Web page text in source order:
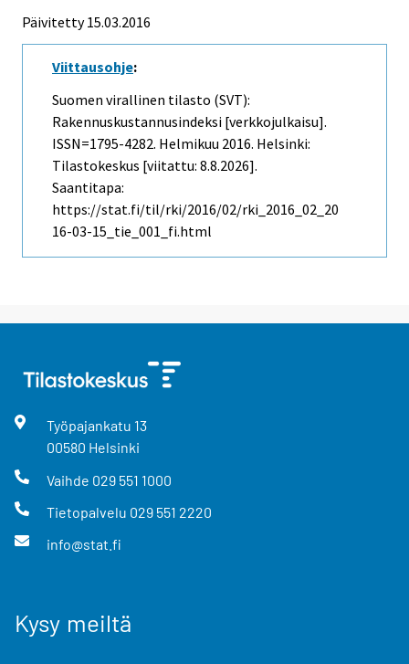
Päivitetty 15.03.2016
Viittausohje:
Suomen virallinen tilasto (SVT):
Rakennuskustannusindeksi [verkkojulkaisu].
ISSN=1795-4282. Helmikuu 2016. Helsinki:
Tilastokeskus [viitattu: 8.8.2026].
Saantitapa:
https://stat.fi/til/rki/2016/02/rki_2016_02_20
16-03-15_tie_001_fi.html
Työpajankatu 13
00580 Helsinki
Vaihde 029 551 1000
Tietopalvelu 029 551 2220
info@stat.fi
Kysy meiltä